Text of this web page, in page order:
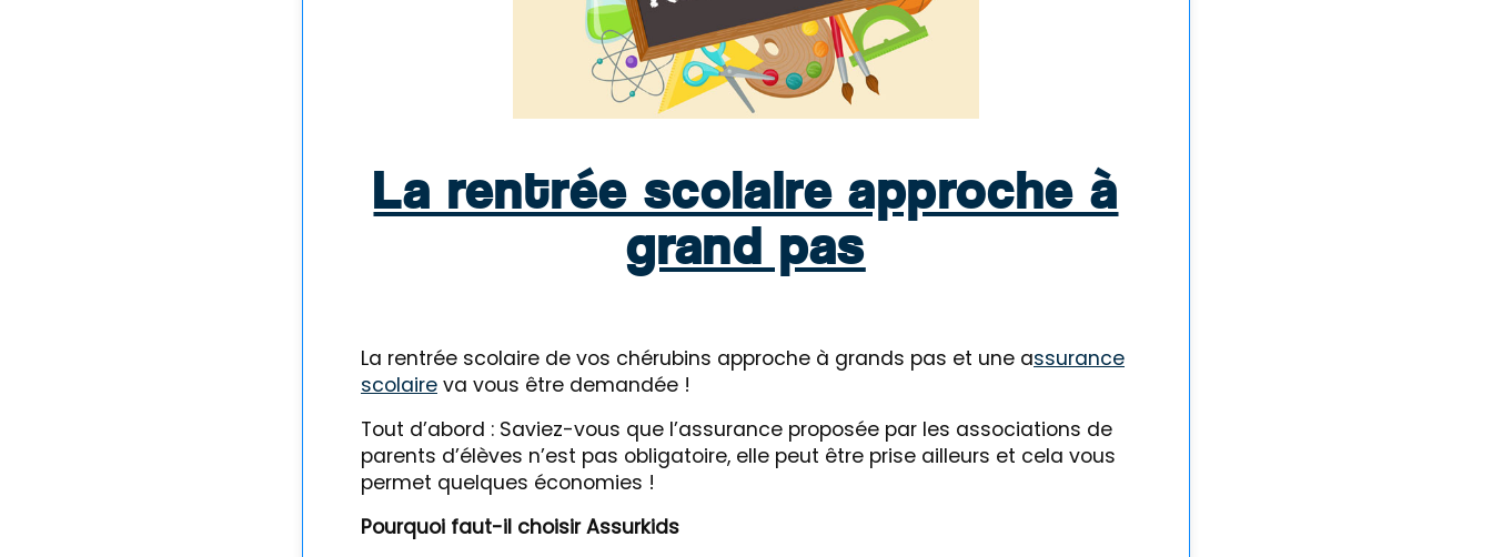
La rentrée scolaire approche à
grand pas
La rentrée scolaire de vos chérubins approche à grands pas et une assurance
scolaire va vous être demandée !
Tout d’abord : Saviez-vous que l’assurance proposée par les associations de
parents d’élèves n’est pas obligatoire, elle peut être prise ailleurs et cela vous
permet quelques économies !
Pourquoi faut-il choisir Assurkids